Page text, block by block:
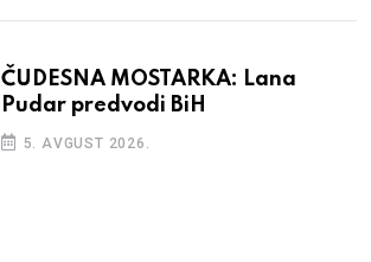
ČUDESNA MOSTARKA: Lana
Pudar predvodi BiH
5. AVGUST 2026.